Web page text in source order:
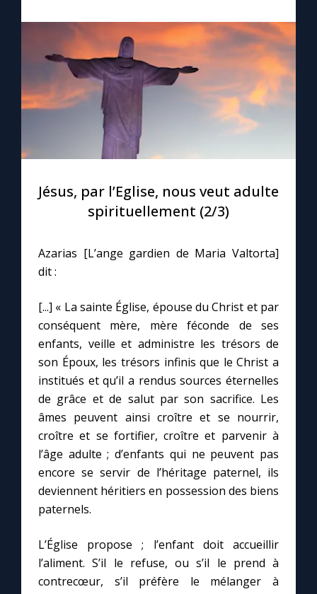
Jésus, par l’Eglise, nous veut adulte
spirituellement (2/3)
Azarias [L’ange gardien de Maria Valtorta]
dit :
[...] « La sainte Église, épouse du Christ et par
conséquent mère, mère féconde de ses
enfants, veille et administre les trésors de
son Époux, les trésors infinis que le Christ a
institués et qu’il a rendus sources éternelles
de grâce et de salut par son sacrifice. Les
âmes peuvent ainsi croître et se nourrir,
croître et se fortifier, croître et parvenir à
l’âge adulte ; d’enfants qui ne peuvent pas
encore se servir de l’héritage paternel, ils
deviennent héritiers en possession des biens
paternels.
L’Église propose ; l’enfant doit accueillir
l’aliment. S’il le refuse, ou s’il le prend à
contrecœur, s’il préfère le mélanger à